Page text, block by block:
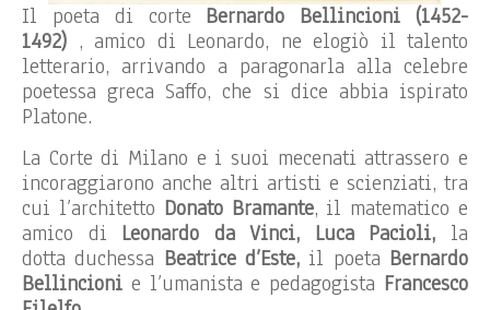
Il poeta di corte Bernardo Bellincioni (1452-
1492) , amico di Leonardo, ne elogiò il talento
letterario, arrivando a paragonarla alla celebre
poetessa greca Saffo, che si dice abbia ispirato
Platone.
La Corte di Milano e i suoi mecenati attrassero e
incoraggiarono anche altri artisti e scienziati, tra
cui l’architetto Donato Bramante, il matematico e
amico di Leonardo da Vinci, Luca Pacioli, la
dotta duchessa Beatrice d’Este, il poeta Bernardo
Bellincioni e l’umanista e pedagogista Francesco